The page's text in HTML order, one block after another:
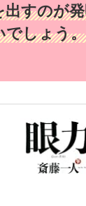
出すのが
でしょう